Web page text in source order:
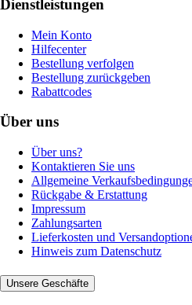
Dienstleistungen
Mein Konto
Hilfecenter
Bestellung verfolgen
Bestellung zurückgeben
Rabattcodes
Über uns
Über uns?
Kontaktieren Sie uns
Allgemeine
Rückgabe & Erstattung
Impressum
Zahlungsarten
Lieferkosten und
Hinweis zum Datenschutz
Unsere Geschäfte